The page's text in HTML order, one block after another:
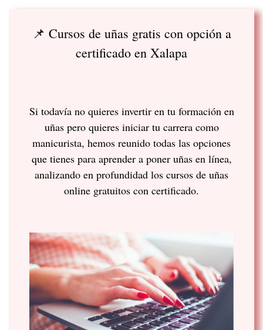
📌 Cursos de uñas gratis con opción a
certificado en Xalapa
Si todavía no quieres invertir en tu formación en
uñas pero quieres iniciar tu carrera como
manicurista, hemos reunido todas las opciones
que tienes para aprender a poner uñas en línea,
analizando en profundidad los cursos de uñas
online gratuitos con certificado.